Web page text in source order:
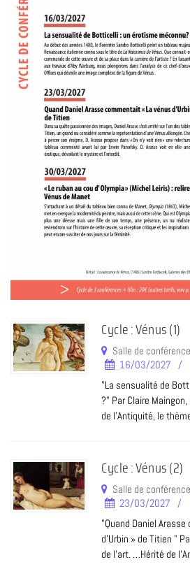
Cycle : Vénus (1)
Salle de
16/03/2027
"La sensualité de
?" Par Claire
de l’Antiquité, le
Cycle : Vénus (2)
Salle de
23/03/2027
"Quand Daniel
d'Urbin » de Titien "
de l’art. …Hérité de